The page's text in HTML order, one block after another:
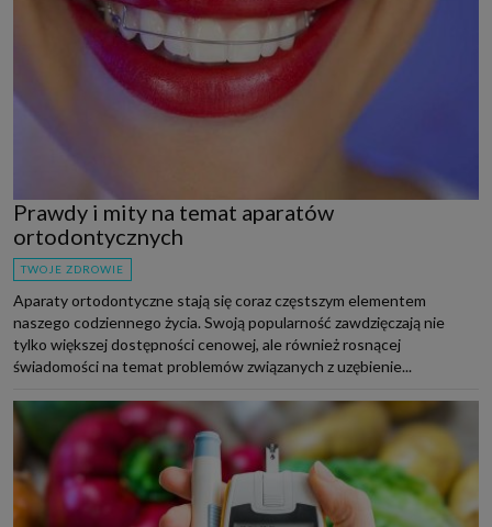
Prawdy i mity na temat aparatów
ortodontycznych
TWOJE ZDROWIE
Aparaty ortodontyczne stają się coraz częstszym elementem
naszego codziennego życia. Swoją popularność zawdzięczają nie
tylko większej dostępności cenowej, ale również rosnącej
świadomości na temat problemów związanych z uzębienie...